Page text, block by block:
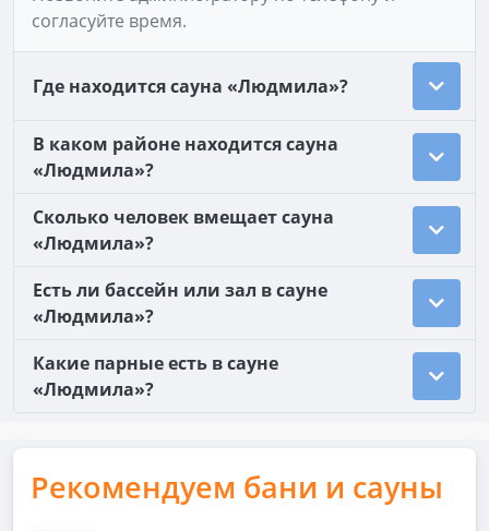
согласуйте время.
Где находится сауна «Людмила»?
В каком районе находится сауна
«Людмила»?
Сколько человек вмещает сауна
«Людмила»?
Есть ли бассейн или зал в сауне
«Людмила»?
Какие парные есть в сауне
«Людмила»?
Рекомендуем бани и сауны